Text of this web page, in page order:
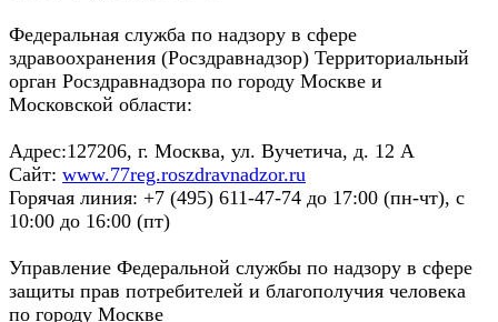
Федеральная служба по надзору в сфере
здравоохранения (Росздравнадзор) Территориальный
орган Росздравнадзора по городу Москве и
Московской области:
Адрес:127206, г. Москва, ул. Вучетича, д. 12 А
Сайт: www.77reg.roszdravnadzor.ru
Горячая линия: +7 (495) 611-47-74 до 17:00 (пн-чт), с
10:00 до 16:00 (пт)
Управление Федеральной службы по надзору в сфере
защиты прав потребителей и благополучия человека
по городу Москве